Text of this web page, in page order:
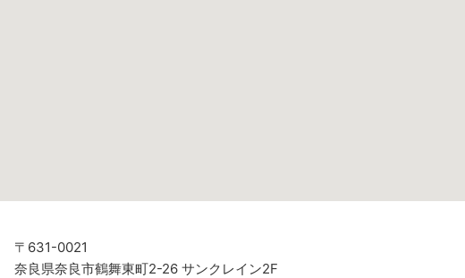
〒631-0021
奈良県奈良市鶴舞東町2-26 サンクレイン2F